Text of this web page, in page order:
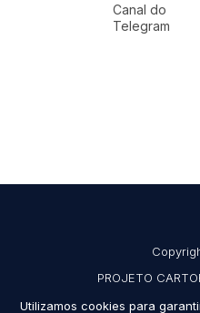
Canal do
Telegram
PROJETO
CNPJ
Utilizamos cookies para